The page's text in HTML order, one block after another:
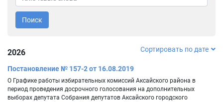
Поиск
2026 Сортировать по дате
Постановление № 157-2 от 16.08.2019
О Графике работы избирательных комиссий Аксайского района в
период проведения досрочного голосования на дополнительных
выборах депутата Собрания депутатов Аксайского городского